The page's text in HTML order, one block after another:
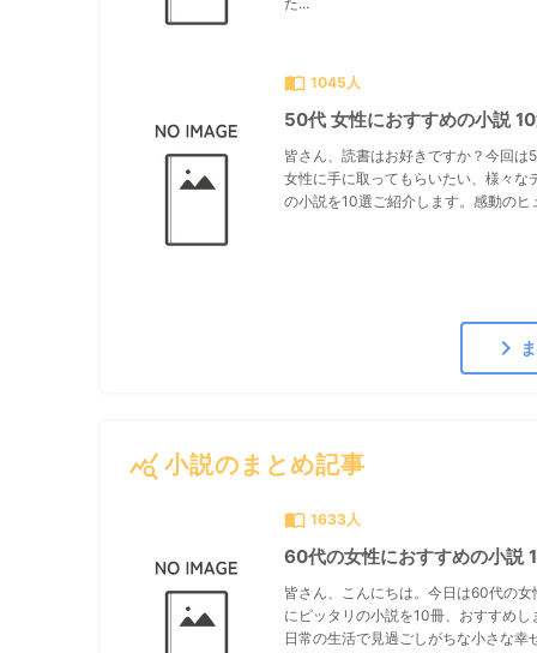
import_contacts 1045人
50代 女性におすすめの小説
皆さん、読書はお好きですか？今回は
女性に手に取ってもらいたい、様々な
の小説を10選ご紹介します。感動のヒ
chevron_right
query_stats 小説のまとめ記事
import_contacts 1633人
60代の女性におすすめの小説
皆さん、こんにちは。今日は60代の女
にピッタリの小説を10冊、おすすめし
日常の生活で見過ごしがちな小さな幸